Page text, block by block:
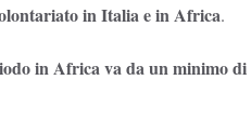
in Italia e in Africa.
in Africa va da un minimo di